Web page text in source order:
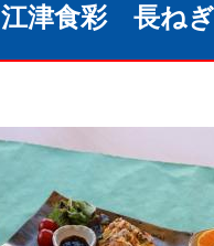
江津食彩 長ねぎ